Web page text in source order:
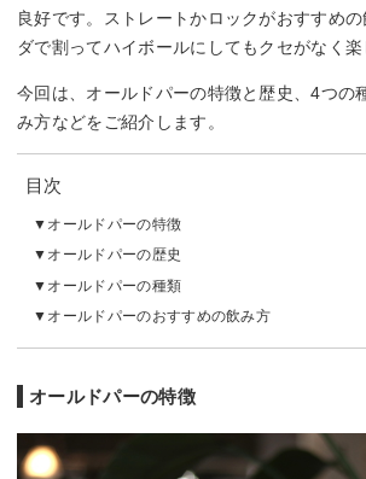
良好です。ストレートかロックがおすすめ
ダで割ってハイボールにしてもクセがなく楽
今回は、オールドパーの特徴と歴史、4つの
み方などをご紹介します。
目次
オールドパーの特徴
オールドパーの歴史
オールドパーの種類
オールドパーのおすすめの飲み方
オールドパーの特徴